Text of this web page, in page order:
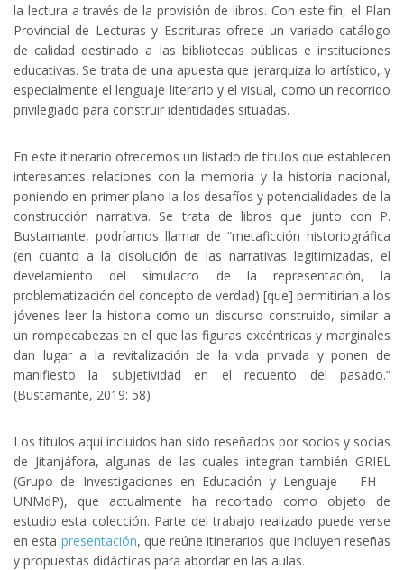
la lectura a través de la provisión de libros. Con este fin, el Plan
Provincial de Lecturas y Escrituras ofrece un variado catálogo
de calidad destinado a las bibliotecas públicas e instituciones
educativas. Se trata de una apuesta que jerarquiza lo artístico, y
especialmente el lenguaje literario y el visual, como un recorrido
privilegiado para construir identidades situadas.
En este itinerario ofrecemos un listado de títulos que establecen
interesantes relaciones con la memoria y la historia nacional,
poniendo en primer plano la los desafíos y potencialidades de la
construcción narrativa. Se trata de libros que junto con P.
Bustamante, podríamos llamar de “metaficción historiográfica
(en cuanto a la disolución de las narrativas legitimizadas, el
develamiento del simulacro de la representación, la
problematización del concepto de verdad) [que] permitirían a los
jóvenes leer la historia como un discurso construido, similar a
un rompecabezas en el que las figuras excéntricas y marginales
dan lugar a la revitalización de la vida privada y ponen de
manifiesto la subjetividad en el recuento del pasado.”
(Bustamante, 2019: 58)
Los títulos aquí incluidos han sido reseñados por socios y socias
de Jitanjáfora, algunas de las cuales integran también GRIEL
(Grupo de Investigaciones en Educación y Lenguaje – FH –
UNMdP), que actualmente ha recortado como objeto de
estudio esta colección. Parte del trabajo realizado puede verse
en esta presentación, que reúne itinerarios que incluyen reseñas
y propuestas didácticas para abordar en las aulas.